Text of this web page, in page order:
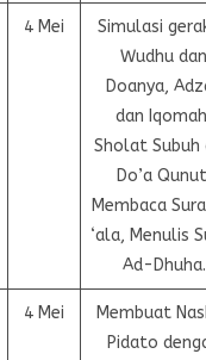
4 Mei
Simulasi
Wudhu dan
Doanya,
dan
Sholat Subuh
Do’a
Membaca
‘ala, Menulis
Ad-Dhuha.
4 Mei
Membuat
Pidato